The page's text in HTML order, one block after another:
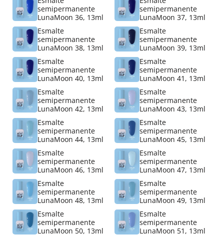
semipermanente
LunaMoon 36, 13ml
semipermanente
LunaMoon 37, 13ml
Esmalte
semipermanente
LunaMoon 38, 13ml
Esmalte
semipermanente
LunaMoon 39, 13ml
Esmalte
semipermanente
LunaMoon 40, 13ml
Esmalte
semipermanente
LunaMoon 41, 13ml
Esmalte
semipermanente
LunaMoon 42, 13ml
Esmalte
semipermanente
LunaMoon 43, 13ml
Esmalte
semipermanente
LunaMoon 44, 13ml
Esmalte
semipermanente
LunaMoon 45, 13ml
Esmalte
semipermanente
LunaMoon 46, 13ml
Esmalte
semipermanente
LunaMoon 47, 13ml
Esmalte
semipermanente
LunaMoon 48, 13ml
Esmalte
semipermanente
LunaMoon 49, 13ml
Esmalte
semipermanente
LunaMoon 50, 13ml
Esmalte
semipermanente
LunaMoon 51, 13ml